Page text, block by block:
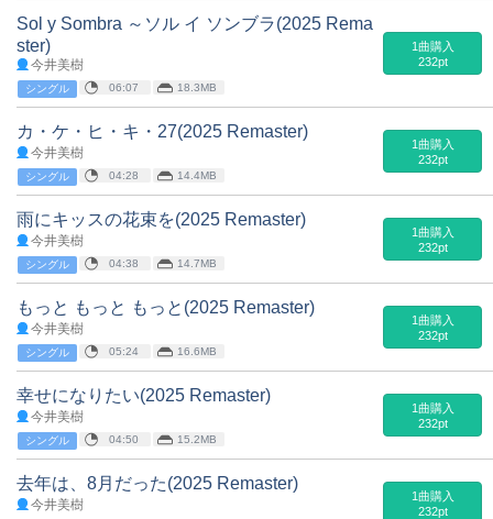
Sol y Sombra ～ソル イ ソンブラ(2025 Rema
ster)
今井美樹
シングル 06:07 18.3MB
1曲購入
232pt
カ・ケ・ヒ・キ・27(2025 Remaster)
今井美樹
シングル 04:28 14.4MB
1曲購入
232pt
雨にキッスの花束を(2025 Remaster)
今井美樹
シングル 04:38 14.7MB
1曲購入
232pt
もっと もっと もっと(2025 Remaster)
今井美樹
シングル 05:24 16.6MB
1曲購入
232pt
幸せになりたい(2025 Remaster)
今井美樹
シングル 04:50 15.2MB
1曲購入
232pt
去年は、8月だった(2025 Remaster)
今井美樹
1曲購入
232pt